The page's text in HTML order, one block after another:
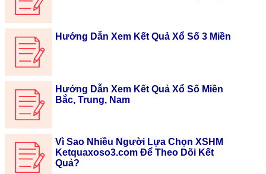
Hướng Dẫn Xem Kết Quả Xổ Số 3 Miền
Hướng Dẫn Xem Kết Quả Xổ Số Miền
Bắc, Trung, Nam
Vì Sao Nhiều Người Lựa Chọn XSHM
Ketquaxoso3.com Để Theo Dõi Kết
Quả?